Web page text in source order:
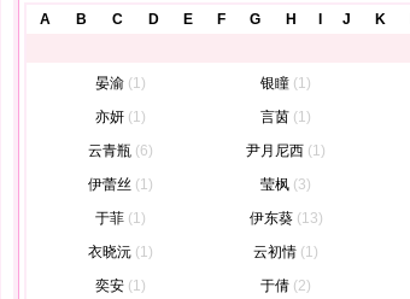
A B C D E F G H J K
晏渝 (1) 银瞳 (1)
亦妍 (1) 言茵 (1)
云青瓶 (6) 尹月尼西 (1)
伊蕾丝 (1) 莹枫 (3)
于菲 (1) 伊东葵 (13)
衣晓沅 (1) 云初情 (1)
奕安 (1) 于倩 (2)